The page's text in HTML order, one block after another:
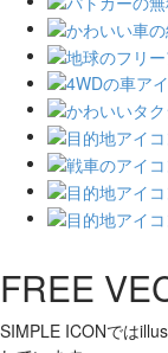
FREE
SIMPLE ICONでは